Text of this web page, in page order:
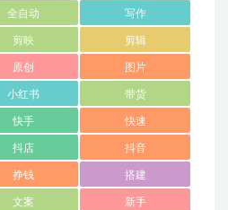
全自动 写作
剪映 剪辑
原创 图片
小红书 带货
快手 快速
抖店 抖音
挣钱 搭建
文案 新手